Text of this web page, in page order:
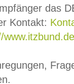
das
Kontakt: